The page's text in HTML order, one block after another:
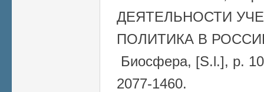
ДЕЯТЕЛЬНОСТИ
ПОЛИТИКА В
Биосфера, [S.l.], p.
2077-1460.